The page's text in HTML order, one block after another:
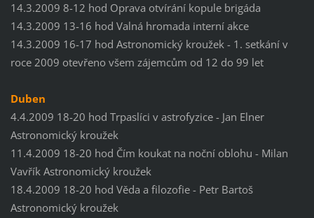
14.3.2009 8-12 hod Oprava otvírání kopule brigáda
14.3.2009 13-16 hod Valná hromada interní akce
14.3.2009 16-17 hod Astronomický kroužek - 1. setkání v
roce 2009 otevřeno všem zájemcům od 12 do 99 let
Duben
4.4.2009 18-20 hod Trpaslíci v astrofyzice - Jan Elner
Astronomický kroužek
11.4.2009 18-20 hod Čím koukat na noční oblohu - Milan
Vavřík Astronomický kroužek
18.4.2009 18-20 hod Věda a filozofie - Petr Bartoš
Astronomický kroužek